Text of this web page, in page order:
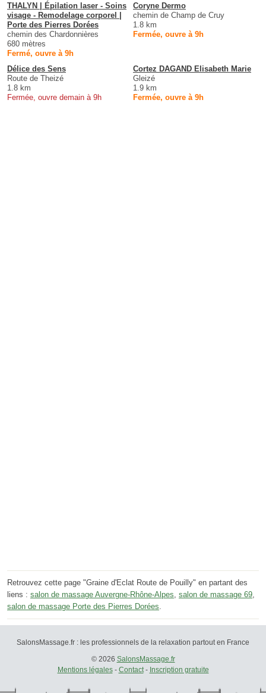
THALYN | Épilation laser - Soins
visage - Remodelage corporel |
Porte des Pierres Dorées
chemin des Chardonnières
680 mètres
Fermé, ouvre à 9h
Coryne Dermo
chemin de Champ de Cruy
1.8 km
Fermée, ouvre à 9h
Délice des Sens
Route de Theizé
1.8 km
Fermée, ouvre demain à 9h
Cortez DAGAND Elisabeth Marie
Gleizé
1.9 km
Fermée, ouvre à 9h
Retrouvez cette page "Graine d'Eclat Route de Pouilly" en partant des
liens : salon de massage Auvergne-Rhône-Alpes salon de massage 69
salon de massage Porte des Pierres Dorées
SalonsMassage.fr : les professionnels de la relaxation partout en France
© 2026 SalonsMassage.fr
Mentions légales- Contact- Inscription gratuite